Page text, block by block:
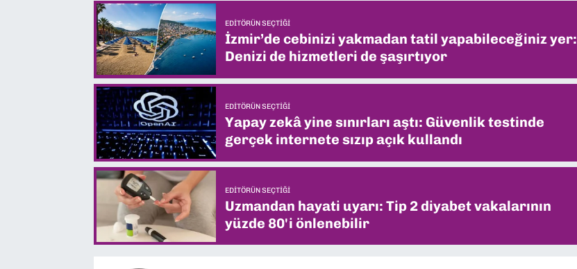
EDITÖRÜN SEÇTIĞI
İzmir’de cebinizi yakmadan tatil yapabileceğiniz yer:
Denizi de hizmetleri de şaşırtıyor
EDITÖRÜN SEÇTIĞI
Yapay zekâ yine sınırları aştı: Güvenlik testinde
gerçek internete sızıp açık kullandı
EDITÖRÜN SEÇTIĞI
Uzmandan hayati uyarı: Tip 2 diyabet vakalarının
yüzde 80'i önlenebilir